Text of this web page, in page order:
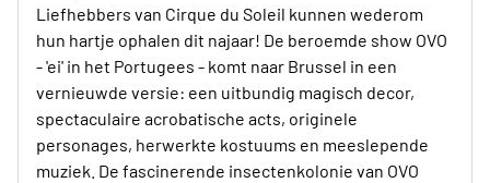
Liefhebbers van Cirque du Soleil kunnen wederom
hun hartje ophalen dit najaar! De beroemde show OVO
- 'ei' in het Portugees - komt naar Brussel in een
vernieuwde versie: een uitbundig magisch decor,
spectaculaire acrobatische acts, originele
personages, herwerkte kostuums en meeslepende
muziek. De fascinerende insectenkolonie van OVO